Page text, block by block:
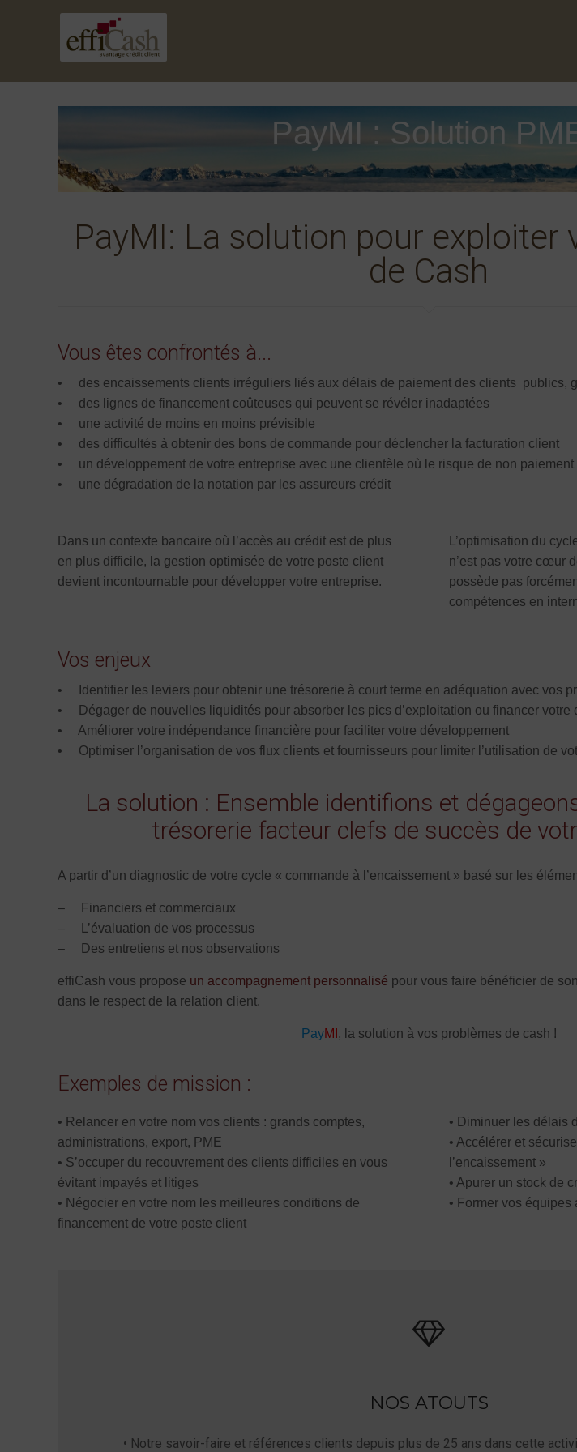
PayMI : Solution
PayMI: La solution pour exploiter
de Cash
Vous êtes confrontés à...
• des encaissements clients irréguliers liés aux délais de paiement des clients publics,
• des lignes de financement coûteuses qui peuvent se révéler inadaptées
• une activité de moins en moins prévisible
• des difficultés à obtenir des bons de commande pour déclencher la facturation client
• un développement de votre entreprise avec une clientèle où le risque de non paiement
• une dégradation de la notation par les assureurs crédit
Dans un contexte bancaire où l’accès au crédit est de plus
en plus difficile, la gestion optimisée de votre poste client
devient incontournable pour développer votre entreprise.
L’optimisation du
n’est pas votre cœur
possède pas
compétences en
Vos enjeux
• Identifier les leviers pour obtenir une trésorerie à court terme en adéquation avec vos
• Dégager de nouvelles liquidités pour absorber les pics d’exploitation ou financer votre
• Améliorer votre indépendance financière pour faciliter votre développement
• Optimiser l’organisation de vos flux clients et fournisseurs pour limiter l’utilisation de
La solution : Ensemble identifions et
trésorerie facteur clefs de succès de
A partir d’un diagnostic de votre cycle « commande à l’encaissement » basé sur les
– Financiers et commerciaux
– L’évaluation de vos processus
– Des entretiens et nos observations
effiCash vous propose un accompagnement personnalisé pour vous faire bénéficier de
dans le respect de la relation client.
PayMI , la solution à vos problèmes de cash !
Exemples de mission :
• Relancer en votre nom vos clients : grands comptes,
administrations, export, PME
• S’occuper du recouvrement des clients difficiles en vous
évitant impayés et litiges
• Négocier en votre nom les meilleures conditions de
financement de votre poste client
• Diminuer les délais
• Accélérer et
l’encaissement »
• Apurer un stock de
• Former vos
NOS ATOUTS
• Notre savoir-faire et références clients depuis plus de 25 ans dans cette